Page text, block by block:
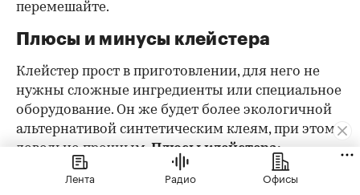
перемешайте.
Плюсы и минусы клейстера
Клейстер прост в приготовлении, для него не
нужны сложные ингредиенты или специальное
оборудование. Он же будет более экологичной
альтернативой синтетическим клеям, при этом
довольно прочным. Плюсы клейстера:
недорогой:
для варки раствора нужны
Лента Радио Офисы